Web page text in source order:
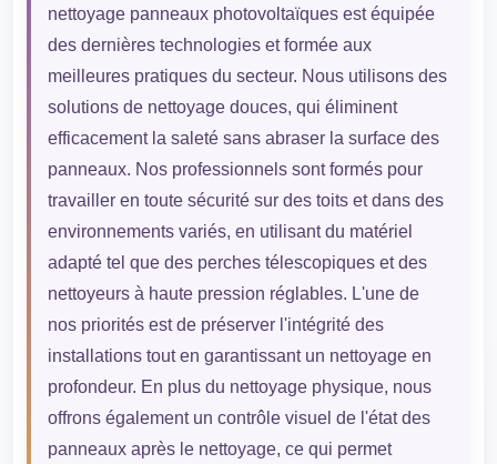
nettoyage panneaux photovoltaïques est équipée
des dernières technologies et formée aux
meilleures pratiques du secteur. Nous utilisons des
solutions de nettoyage douces, qui éliminent
efficacement la saleté sans abraser la surface des
panneaux. Nos professionnels sont formés pour
travailler en toute sécurité sur des toits et dans des
environnements variés, en utilisant du matériel
adapté tel que des perches télescopiques et des
nettoyeurs à haute pression réglables. L'une de
nos priorités est de préserver l'intégrité des
installations tout en garantissant un nettoyage en
profondeur. En plus du nettoyage physique, nous
offrons également un contrôle visuel de l'état des
panneaux après le nettoyage, ce qui permet